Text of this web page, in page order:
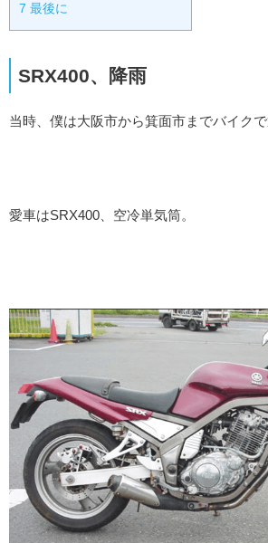
7 最後に
SRX400、降雨
当時、僕は大阪市から箕面市までバイクで
愛車はSRX400、空冷単気筒。